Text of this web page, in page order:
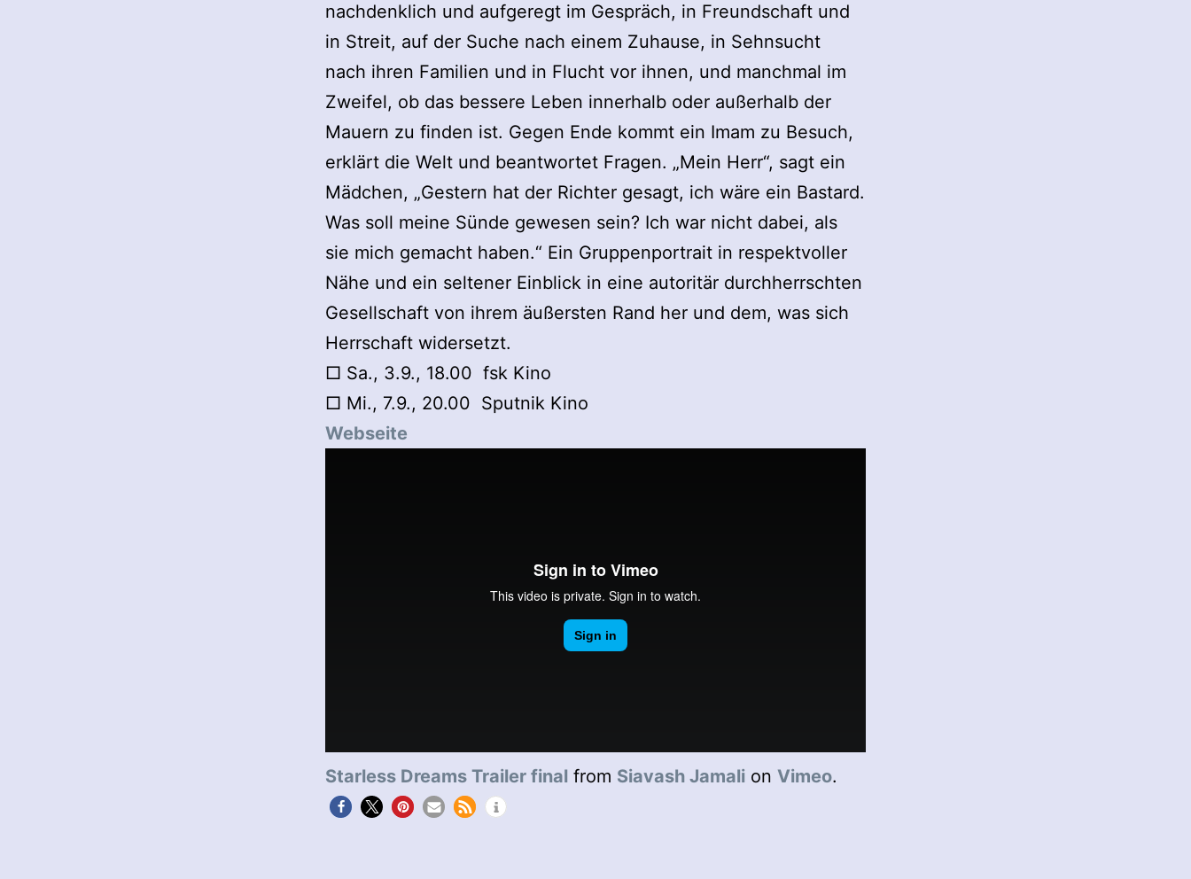
nachdenklich und aufgeregt im Gespräch, in Freundschaft und
in Streit, auf der Suche nach einem Zuhause, in Sehnsucht
nach ihren Familien und in Flucht vor ihnen, und manchmal im
Zweifel, ob das bessere Leben innerhalb oder außerhalb der
Mauern zu finden ist. Gegen Ende kommt ein Imam zu Besuch,
erklärt die Welt und beantwortet Fragen. „Mein Herr“, sagt ein
Mädchen, „Gestern hat der Richter gesagt, ich wäre ein Bastard.
Was soll meine Sünde gewesen sein? Ich war nicht dabei, als
sie mich gemacht haben.“ Ein Gruppenportrait in respektvoller
Nähe und ein seltener Einblick in eine autoritär durchherrschten
Gesellschaft von ihrem äußersten Rand her und dem, was sich
Herrschaft widersetzt.
□ Sa., 3.9., 18.00 fsk Kino
□ Mi., 7.9., 20.00 Sputnik Kino
Webseite
Starless Dreams Trailer final from Siavash Jamali on Vimeo.